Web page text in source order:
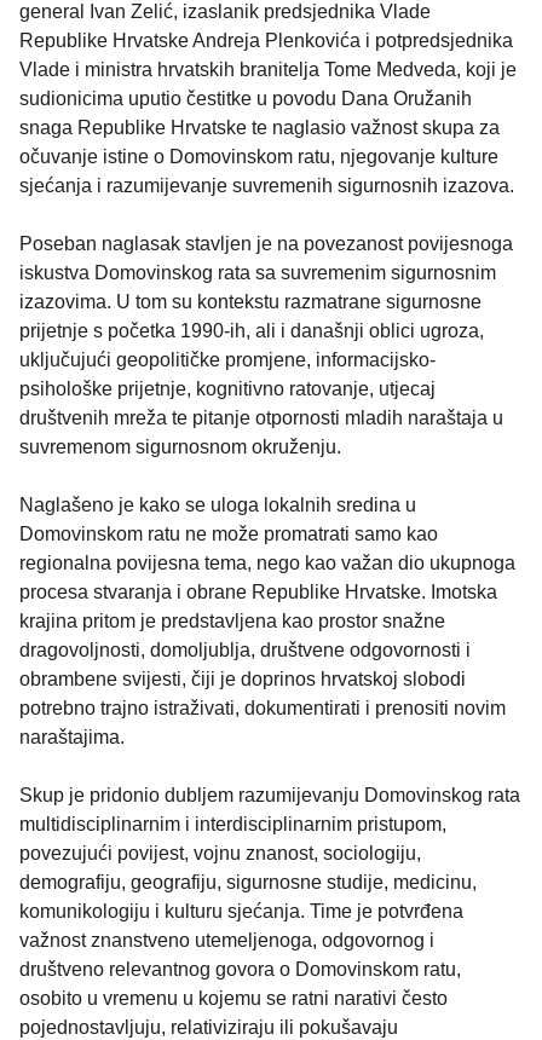
general Ivan Zelić, izaslanik predsjednika Vlade
Republike Hrvatske Andreja Plenkovića i potpredsjednika
Vlade i ministra hrvatskih branitelja Tome Medveda, koji je
sudionicima uputio čestitke u povodu Dana Oružanih
snaga Republike Hrvatske te naglasio važnost skupa za
očuvanje istine o Domovinskom ratu, njegovanje kulture
sjećanja i razumijevanje suvremenih sigurnosnih izazova.
Poseban naglasak stavljen je na povezanost povijesnoga
iskustva Domovinskog rata sa suvremenim sigurnosnim
izazovima. U tom su kontekstu razmatrane sigurnosne
prijetnje s početka 1990-ih, ali i današnji oblici ugroza,
uključujući geopolitičke promjene, informacijsko-
psihološke prijetnje, kognitivno ratovanje, utjecaj
društvenih mreža te pitanje otpornosti mladih naraštaja u
suvremenom sigurnosnom okruženju.
Naglašeno je kako se uloga lokalnih sredina u
Domovinskom ratu ne može promatrati samo kao
regionalna povijesna tema, nego kao važan dio ukupnoga
procesa stvaranja i obrane Republike Hrvatske. Imotska
krajina pritom je predstavljena kao prostor snažne
dragovoljnosti, domoljublja, društvene odgovornosti i
obrambene svijesti, čiji je doprinos hrvatskoj slobodi
potrebno trajno istraživati, dokumentirati i prenositi novim
naraštajima.
Skup je pridonio dubljem razumijevanju Domovinskog rata
multidisciplinarnim i interdisciplinarnim pristupom,
povezujući povijest, vojnu znanost, sociologiju,
demografiju, geografiju, sigurnosne studije, medicinu,
komunikologiju i kulturu sjećanja. Time je potvrđena
važnost znanstveno utemeljenoga, odgovornog i
društveno relevantnog govora o Domovinskom ratu,
osobito u vremenu u kojemu se ratni narativi često
pojednostavljuju, relativiziraju ili pokušavaju